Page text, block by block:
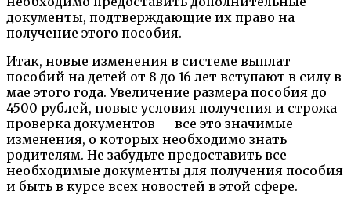
документы, подтверждающие их право на
получение этого пособия.
Итак, новые изменения в системе выплат
пособий на детей от 8 до 16 лет вступают в силу в
мае этого года. Увеличение размера пособия до
4500 рублей, новые условия получения и строжа
проверка документов — все это значимые
изменения, о которых необходимо знать
родителям. Не забудьте предоставить все
необходимые документы для получения пособия
и быть в курсе всех новостей в этой сфере.